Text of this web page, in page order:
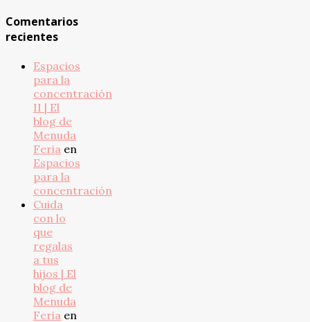
Comentarios
recientes
Espacios
para la
concentración
II | El
blog de
Menuda
Feria en
Espacios
para la
concentración
Cuida
con lo
que
regalas
a tus
hijos | El
blog de
Menuda
Feria en